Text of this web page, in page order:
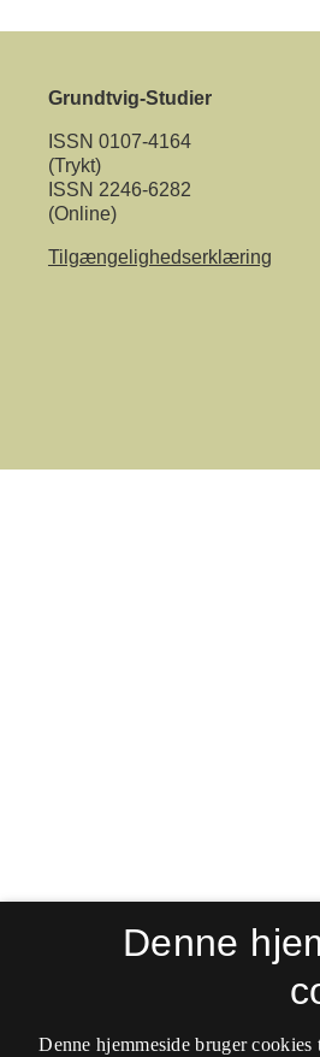
Grundtvig-Studier
ISSN 0107-4164
(Trykt)
ISSN 2246-6282
(Online)
Tilgængelighedserklæring
Denne
Denne hjemmeside bruger